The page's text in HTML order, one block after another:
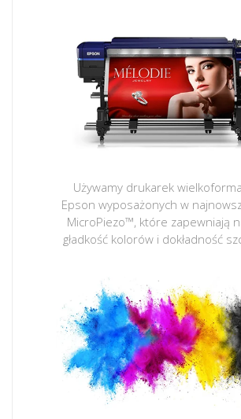
Używamy drukarek
Epson wyposażonych w
MicroPiezo™, które zapewniają
gładkość kolorów i dokładność